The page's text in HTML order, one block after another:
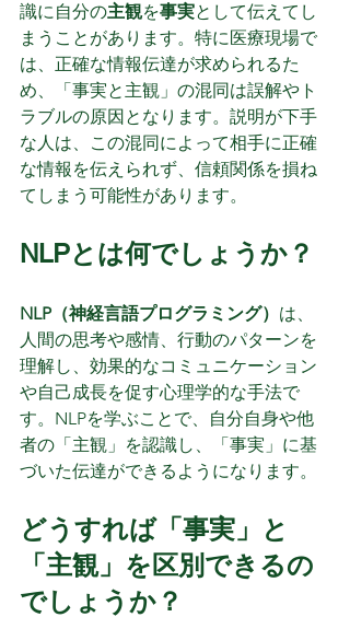
識に自分の主観を事実として伝えてし
まうことがあります。特に医療現場で
は、正確な情報伝達が求められるた
め、「事実と主観」の混同は誤解やト
ラブルの原因となります。説明が下手
な人は、この混同によって相手に正確
な情報を伝えられず、信頼関係を損ね
てしまう可能性があります。
NLPとは何でしょうか？
NLP（神経言語プログラミング） は、
人間の思考や感情、行動のパターンを
理解し、効果的なコミュニケーション
や自己成長を促す心理学的な手法で
す。NLPを学ぶことで、自分自身や他
者の「主観」を認識し、「事実」に基
づいた伝達ができるようになります。
どうすれば「事実」と
「主観」を区別できるの
でしょうか？